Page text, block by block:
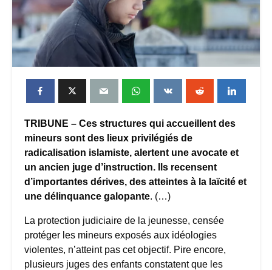
TRIBUNE – Ces structures qui accueillent des
mineurs sont des lieux privilégiés de
radicalisation islamiste, alertent une avocate et
un ancien juge d’instruction. Ils recensent
d’importantes dérives, des atteintes à la laïcité et
une délinquance galopante. (…)
La protection judiciaire de la jeunesse, censée
protéger les mineurs exposés aux idéologies
violentes, n’atteint pas cet objectif. Pire encore,
plusieurs juges des enfants constatent que les